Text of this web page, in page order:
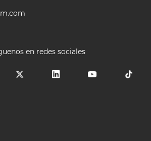
en redes sociales